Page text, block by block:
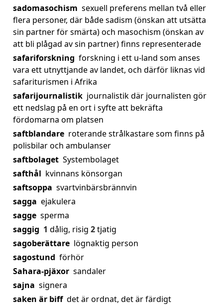
sadomasochism sexuell preferens mellan två eller
flera personer, där både sadism (önskan att utsätta
sin partner för smärta) och masochism (önskan av
att bli plågad av sin partner) finns representerade
safariforskning forskning i ett u-land som anses
vara ett utnyttjande av landet, och därför liknas vid
safariturismen i Afrika
safarijournalistik journalistik där journalisten gör
ett nedslag på en ort i syfte att bekräfta
fördomarna om platsen
saftblandare roterande strålkastare som finns på
polisbilar och ambulanser
saftbolaget Systembolaget
safthål kvinnans könsorgan
saftsoppa svartvinbärsbrännvin
sagga ejakulera
sagge sperma
saggig 1 dålig, risig 2tjatig
sagoberättare lögnaktig person
sagostund förhör
Sahara-pjäxor sandaler
sajna signera
saken är biff det är ordnat, det är färdigt